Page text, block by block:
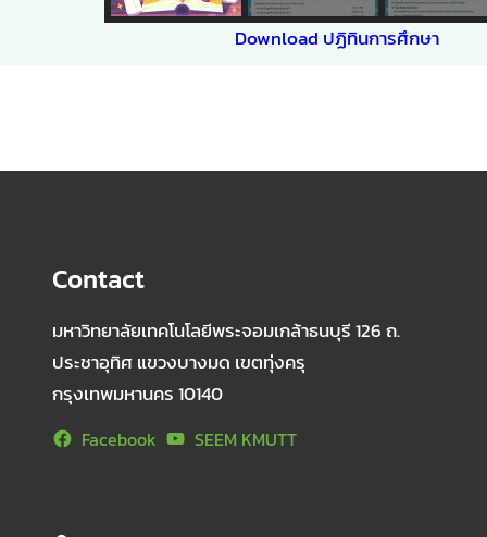
Download ปฏิทินการศึกษา
Contact
มหาวิทยาลัยเทคโนโลยีพระจอมเกล้าธนบุรี 126 ถ.
ประชาอุทิศ แขวงบางมด เขตทุ่งครุ
กรุงเทพมหานคร 10140
Facebook SEEM KMUTT